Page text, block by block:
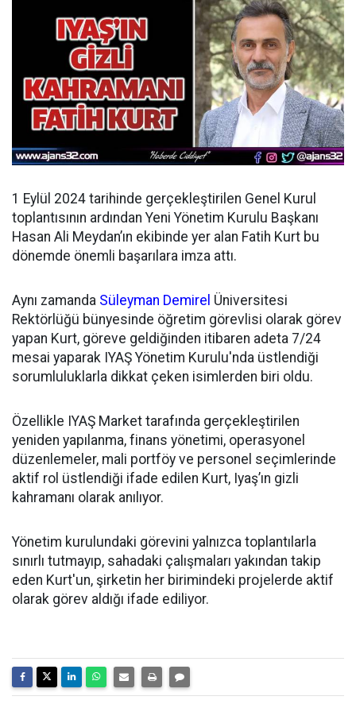
1 Eylül 2024 tarihinde gerçekleştirilen Genel Kurul
toplantısının ardından Yeni Yönetim Kurulu Başkanı
Hasan Ali Meydan’ın ekibinde yer alan Fatih Kurt bu
dönemde önemli başarılara imza attı.
Aynı zamanda Süleyman Demirel Üniversitesi
Rektörlüğü bünyesinde öğretim görevlisi olarak görev
yapan Kurt, göreve geldiğinden itibaren adeta 7/24
mesai yaparak IYAŞ Yönetim Kurulu'nda üstlendiği
sorumluluklarla dikkat çeken isimlerden biri oldu.
Özellikle IYAŞ Market tarafında gerçekleştirilen
yeniden yapılanma, finans yönetimi, operasyonel
düzenlemeler, mali portföy ve personel seçimlerinde
aktif rol üstlendiği ifade edilen Kurt, Iyaş’ın gizli
kahramanı olarak anılıyor.
Yönetim kurulundaki görevini yalnızca toplantılarla
sınırlı tutmayıp, sahadaki çalışmaları yakından takip
eden Kurt'un, şirketin her birimindeki projelerde aktif
olarak görev aldığı ifade ediliyor.